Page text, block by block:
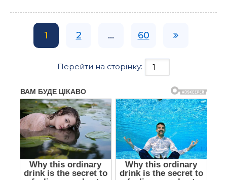
1 2 ... 60
Перейти на сторінку: